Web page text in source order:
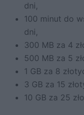
dni,
100 minut do
dni,
300 MB za 4
500 MB za 5
1 GB za 8
3 GB za 15
10 GB za 25